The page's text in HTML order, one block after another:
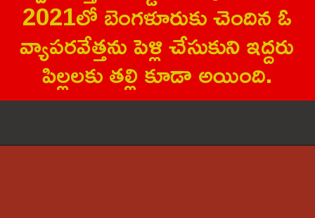
2021లో బెంగ‌ళూరుకు చెందిన ఓ
వ్యాప‌ర‌వేత్త‌ను పెళ్లి చేసుకుని ఇద్ద‌రు
పిల్ల‌ల‌కు త‌ల్లి కూడా అయింది.